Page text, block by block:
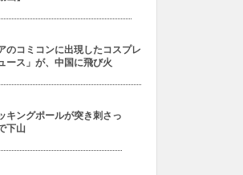
のコミコンに出現したコスプレ
ース」が、中国に飛び火
キングポールが突き刺さっ
下山